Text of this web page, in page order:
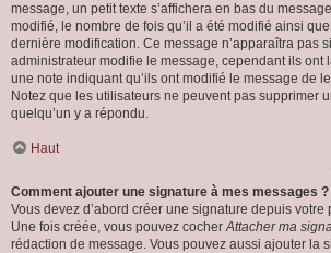
message, un petit texte s’affichera en bas du
modifié, le nombre de fois qu’il a été modifié ainsi
dernière modification. Ce message n’apparaîtra pas
administrateur modifie le message, cependant ils ont
une note indiquant qu’ils ont modifié le message de
Notez que les utilisateurs ne peuvent pas supprimer
quelqu’un y a répondu.
Haut
Comment ajouter une signature à mes messages ?
Vous devez d’abord créer une signature depuis votre
Une fois créée, vous pouvez cocherAttacher ma
rédaction de message. Vous pouvez aussi ajouter la